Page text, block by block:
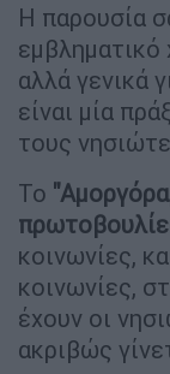
Η παρουσία
εμβληματικό
αλλά γενικά
είναι μία
τους
Το
κοινωνίες,
κοινωνίες,
έχουν οι
ακριβώς